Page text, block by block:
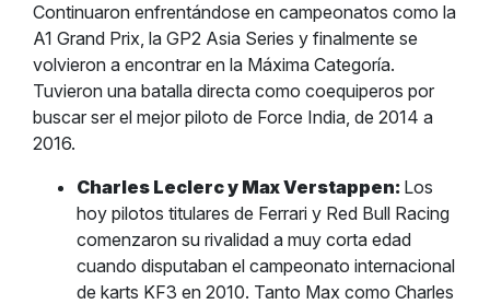
Continuaron enfrentándose en campeonatos como la
A1 Grand Prix, la GP2 Asia Series y finalmente se
volvieron a encontrar en la Máxima Categoría.
Tuvieron una batalla directa como coequiperos por
buscar ser el mejor piloto de Force India, de 2014 a
2016.
Charles Leclerc y Max Verstappen: Los
hoy pilotos titulares de Ferrari y Red Bull Racing
comenzaron su rivalidad a muy corta edad
cuando disputaban el campeonato internacional
de karts KF3 en 2010. Tanto Max como Charles